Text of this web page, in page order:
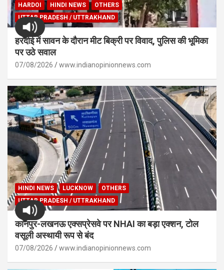
HARDOI HINDI NEWS
OTHERS
UTTAR PRADESH / UTTRAKHAND
हरदोई में सावन के दौरान मीट बिक्री पर विवाद, पुलिस की भूमिका
पर उठे सवाल
07/08/2026 www.indianopinionnews.com
HINDI NEWS LUCKNOW
OTHERS
UTTAR PRADESH / UTTRAKHAND
कानपुर-लखनऊ एक्सप्रेसवे पर NHAI का बड़ा एक्शन, टोल
वसूली अस्थायी रूप से बंद
07/08/2026 www.indianopinionnews.com